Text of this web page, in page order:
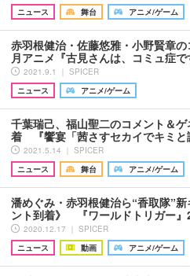
ニュース
舞台 アニメ/ゲーム
赤羽根健治・佐藤悠雅・小野賢章
月アニメ『古見さんは、コミュ症
2021.9.1 ｜ SPICER
ニュース
アニメ/ゲーム
千葉瑞己、福山聖二のコメント＆
着 『饗宴「茜さすセカイでキミ
2021.5.14 ｜ SPICER
ニュース
舞台 アニメ/ゲーム
潘めぐみ・赤羽根健治ら“香取隊”
ント到着》 『ワールドトリガー
2020.12.17 ｜ SPICER
ニュース
動画 アニメ/ゲーム